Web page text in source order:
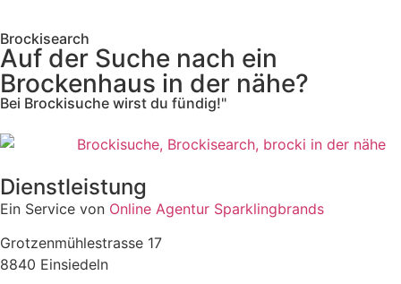
Brockisearch
Auf der Suche nach ein
Brockenhaus in der nähe?
Bei Brockisuche wirst du fündig!"
Dienstleistung
Ein Service von Online Agentur Sparklingbrands
Grotzenmühlestrasse 17
8840 Einsiedeln